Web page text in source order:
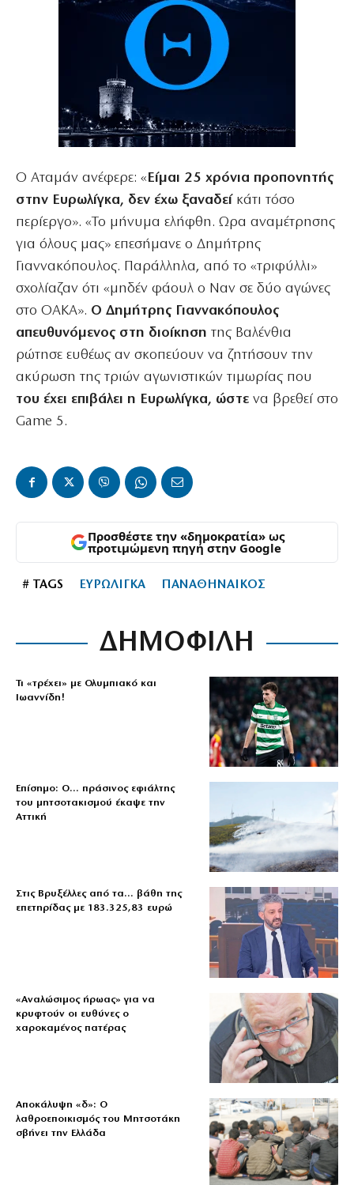
Ο Αταμάν ανέφερε: «Είμαι 25 χρόνια προπονητής
στην Ευρωλίγκα, δεν έχω ξαναδείκάτι τόσο
περίεργο». «Το μήνυμα ελήφθη. Ωρα αναμέτρησης
για όλους μας» επεσήμανε ο Δημήτρης
Γιαννακόπουλος. Παράλληλα, από το «τριφύλλι»
σχολίαζαν ότι «μηδέν φάουλ ο Ναν σε δύο αγώνες
στο ΟΑΚΑ». Ο Δημήτρης Γιαννακόπουλος
απευθυνόμενος στη διοίκηση της Βαλένθια
ρώτησε ευθέως αν σκοπεύουν να ζητήσουν την
ακύρωση της τριών αγωνιστικών τιμωρίας που
του έχει επιβάλει η Ευρωλίγκα, ώστε να βρεθεί στο
Game 5.
Προσθέστε την «δημοκρατία» ως
προτιμώμενη πηγή στην Google
# TAGS ΕΥΡΩΛΙΓΚΑ ΠΑΝΑΘΗΝΑΙΚΟΣ
ΔΗΜΟΦΙΛΗ
Τι «τρέχει» με Ολυμπιακό και
Ιωαννίδη!
Επίσημο: Ο… πράσινος εφιάλτης
του μητσοτακισμού έκαψε την
Αττική
Στις Βρυξέλλες από τα… βάθη της
επετηρίδας με 183.325,83 ευρώ
«Aναλώσιμος ήρωας» για να
κρυφτούν οι ευθύνες ο
χαροκαμένος πατέρας
Αποκάλυψη «δ»: Ο
λαθροεποικισμός του Μητσοτάκη
σβήνει την Ελλάδα